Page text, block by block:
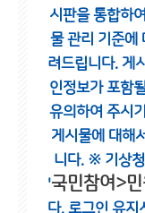
시판을 통합하
물 관리 기준에
려드립니다. 게
인정보가 포함
유의하여 주시
게시물에 대해
니다. ※ 기상청
'국민참여>
다. 로그인 유지